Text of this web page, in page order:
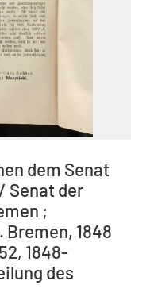
dem Senat
Senat der
;
1848
1848-
des